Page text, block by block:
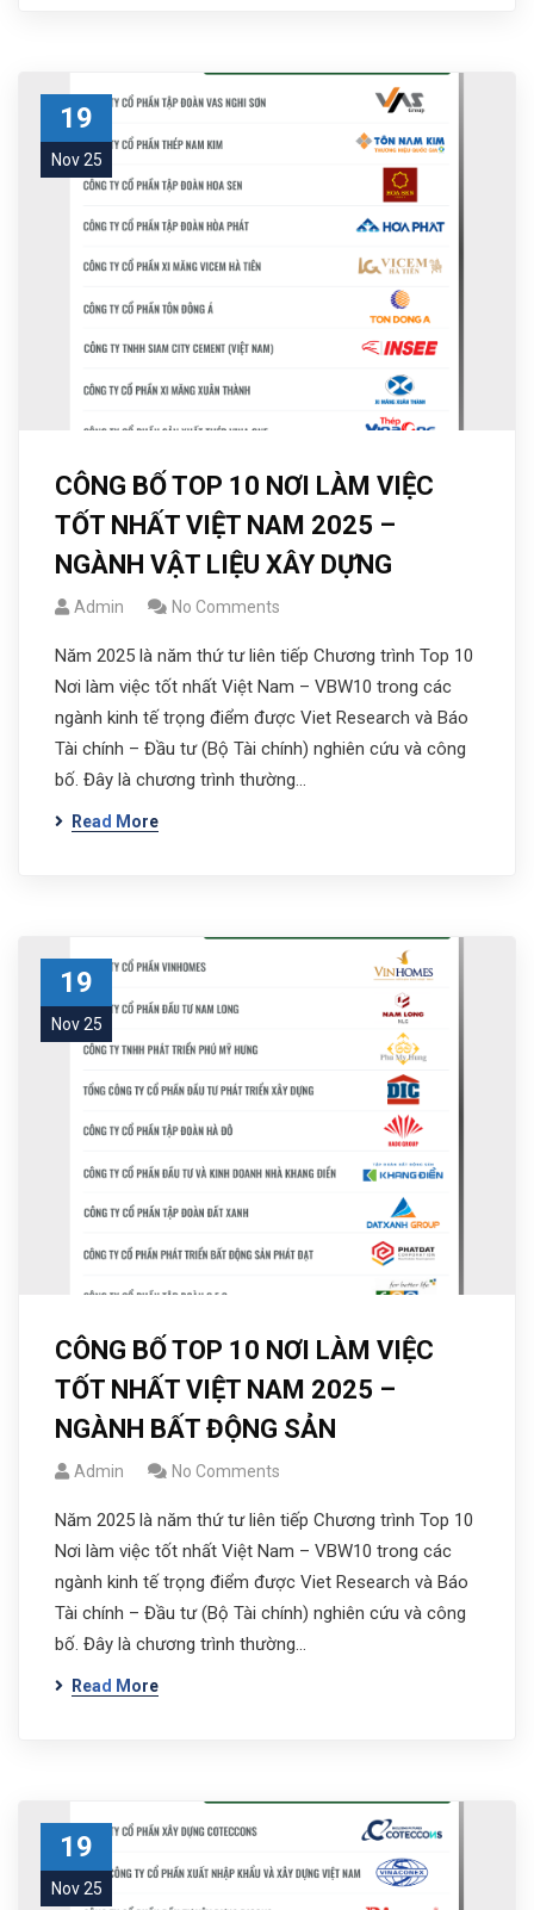
19
Nov 25
CÔNG BỐ TOP 10 NƠI LÀM VIỆC
TỐT NHẤT VIỆT NAM 2025 –
NGÀNH VẬT LIỆU XÂY DỰNG
Admin No Comments
Năm 2025 là năm thứ tư liên tiếp Chương trình Top 10
Nơi làm việc tốt nhất Việt Nam – VBW10 trong các
ngành kinh tế trọng điểm được Viet Research và Báo
Tài chính – Đầu tư (Bộ Tài chính) nghiên cứu và công
bố. Đây là chương trình thường…
Read More
19
Nov 25
CÔNG BỐ TOP 10 NƠI LÀM VIỆC
TỐT NHẤT VIỆT NAM 2025 –
NGÀNH BẤT ĐỘNG SẢN
Admin No Comments
Năm 2025 là năm thứ tư liên tiếp Chương trình Top 10
Nơi làm việc tốt nhất Việt Nam – VBW10 trong các
ngành kinh tế trọng điểm được Viet Research và Báo
Tài chính – Đầu tư (Bộ Tài chính) nghiên cứu và công
bố. Đây là chương trình thường…
Read More
19
Nov 25